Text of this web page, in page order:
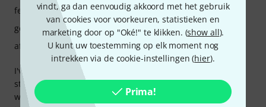
vindt, ga dan eenvoudig akkoord met het gebruik
van cookies voor voorkeuren, statistieken en
marketing door op "Oké!" te klikken. (show all).
U kunt uw toestemming op elk moment nog
intrekken via de cookie-instellingen (hier).
Prima!
I've used practically every new gen MPC on the market. I
started on the MPC 2000XL. So I know the eco system quite
well. This Key 37 interested me because of the form factor.
features
geluid
afwerking